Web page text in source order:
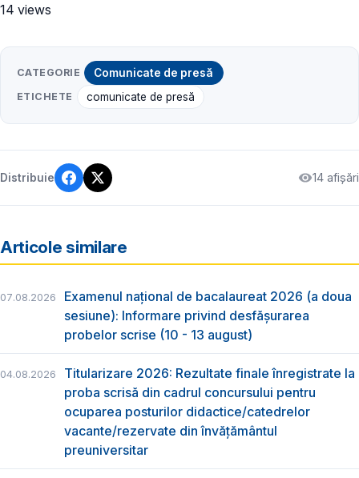
14 views
CATEGORIE Comunicate de presă
ETICHETE comunicate de presă
Distribuie 14 afișări
Articole similare
07.08.2026
Examenul național de bacalaureat 2026 (a doua
sesiune): Informare privind desfășurarea
probelor scrise (10 - 13 august)
04.08.2026
Titularizare 2026: Rezultate finale înregistrate la
proba scrisă din cadrul concursului pentru
ocuparea posturilor didactice/catedrelor
vacante/rezervate din învăţământul
preuniversitar